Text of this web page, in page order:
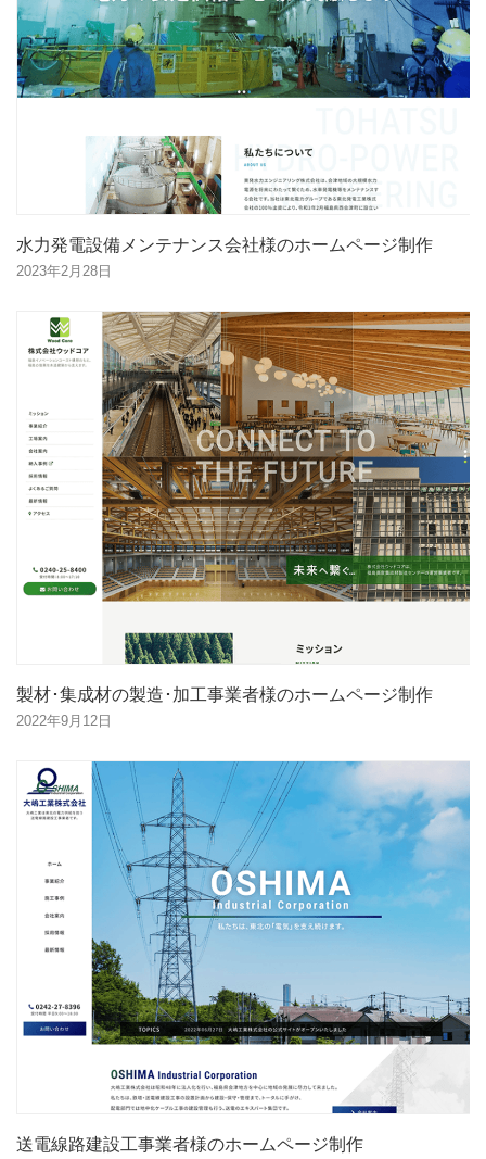
水力発電設備メンテナンス会社様のホームページ制作
2023年2月28日
製材･集成材の製造･加工事業者様のホームページ制作
2022年9月12日
送電線路建設工事業者様のホームページ制作